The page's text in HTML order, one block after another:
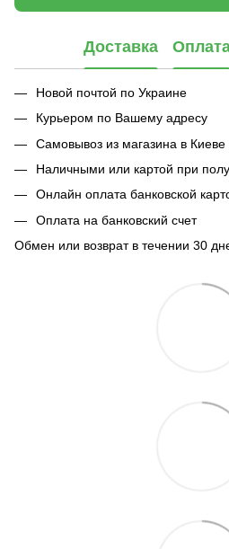
Доставка
Новой почтой по Украине
Курьером по Вашему адресу
Самовывоз из магазина в Киеве
Наличными или картой при
Онлайн оплата банковской
Оплата на банковский счет
Обмен или возврат в течении 30